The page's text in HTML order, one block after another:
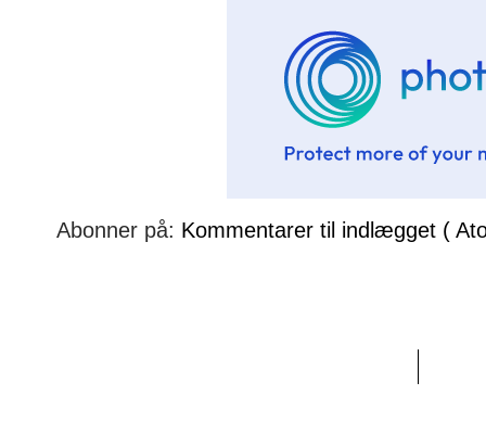
Abonner på: Kommentarer til indlægget (